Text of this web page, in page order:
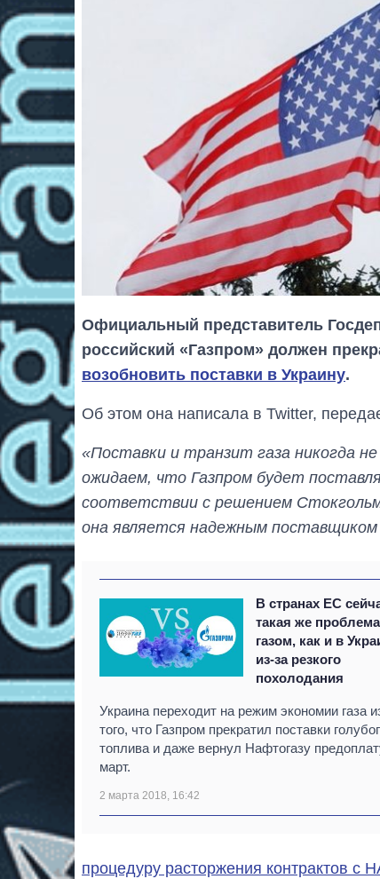
Официальный представитель
российский «Газпром» должен
возобновить поставки в Украину.
Об этом она написала в Twitter,
«Поставки и транзит газа никогда
ожидаем, что Газпром будет
соответствии с решением
она является надежным поставщиком
В странах ЕС
такая же
газом, как и в
из-за резкого
похолодания
Украина переходит на режим экономии газа
того, что Газпром прекратил поставки
топлива и даже вернул Нафтогазу
март.
2 марта 2018, 16:42
процедуру расторжения контрактов с